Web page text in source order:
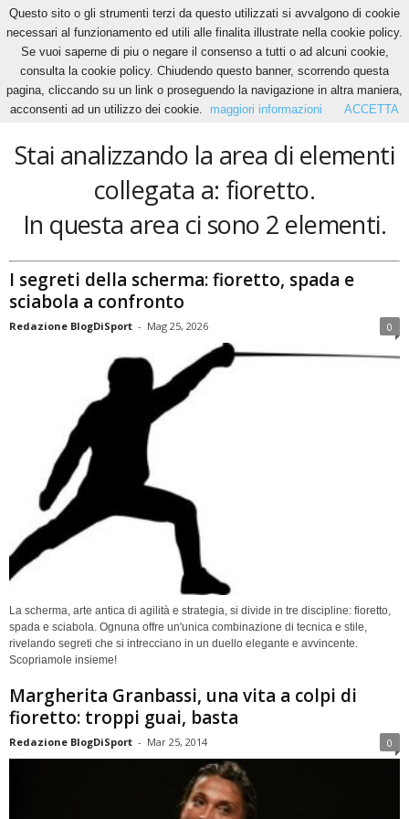
Home Tags Fioretto
fioretto
Stai analizzando la area di elementi
collegata a: fioretto.
In questa area ci sono 2 elementi.
I segreti della scherma: fioretto, spada e
sciabola a confronto
Redazione BlogDiSport - Mag 25, 2026 0
La scherma, arte antica di agilità e strategia, si divide in tre discipline: fioretto,
spada e sciabola. Ognuna offre un'unica combinazione di tecnica e stile,
rivelando segreti che si intrecciano in un duello elegante e avvincente.
Scopriamole insieme!
Margherita Granbassi, una vita a colpi di
fioretto: troppi guai, basta
Redazione BlogDiSport - Mar 25, 2014 0
Questo sito o gli strumenti terzi da questo utilizzati si avvalgono di cookie
necessari al funzionamento ed utili alle finalita illustrate nella cookie policy.
Se vuoi saperne di piu o negare il consenso a tutti o ad alcuni cookie,
consulta la cookie policy. Chiudendo questo banner, scorrendo questa
pagina, cliccando su un link o proseguendo la navigazione in altra maniera,
acconsenti ad un utilizzo dei cookie.
maggiori informazioni ACCETTA